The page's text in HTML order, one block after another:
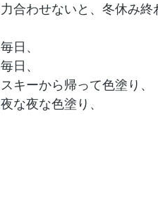
力合わせないと、冬休み終
毎日、
毎日、
スキーから帰って色塗り、
夜な夜な色塗り、